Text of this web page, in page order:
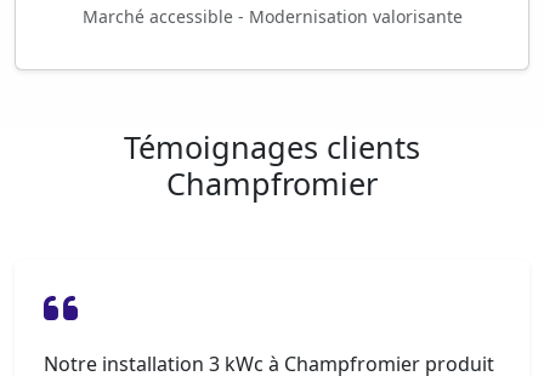
Marché accessible - Modernisation valorisante
Témoignages clients
Champfromier
Notre installation 3 kWc à Champfromier produit